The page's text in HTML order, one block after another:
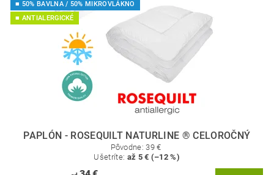
■ 50% BAVLNA / 50% MIKROVLÁKNO
■ ANTIALERGICKÉ
PAPLÓN - ROSEQUILT NATURLINE ® CELOROČNÝ
Pôvodne:39 €
Ušetríte: až 5 € (–12 %)